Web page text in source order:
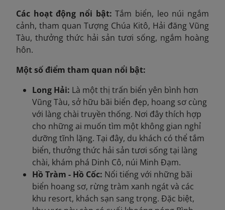
Các hoạt động nổi bật: Tắm biển, leo núi ngắm
cảnh, tham quan Tượng Chúa Kitô, Hải đăng Vũng
Tàu, thưởng thức hải sản tươi sống, ngắm hoàng
hôn.
Một số điểm tham quan nổi bật:
Long Hải: Là một thị trấn biển yên bình hơn
Vũng Tàu, sở hữu bãi biển đẹp, hoang sơ cùng
với làng chài truyền thống. Nơi đây thích hợp
cho những ai muốn tìm một không gian nghỉ
dưỡng tĩnh lặng. Tại đây, du khách có thể tắm
biển, thưởng thức hải sản tươi sống tại làng
chài, khám phá Dinh Cô, núi Minh Đạm.
Hồ Tràm - Hồ Cốc: Nổi tiếng với những bãi
biển hoang sơ, rừng tràm xanh ngát và các
khu resort, khách sạn sang trọng. Đặc biệt,